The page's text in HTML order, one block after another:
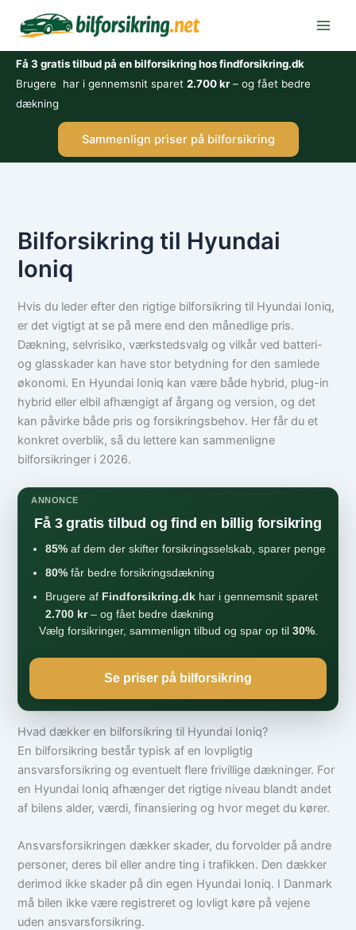
Få 3 gratis tilbud på en bilforsikring hos findforsikring.dk
Brugere har i gennemsnit sparet 2.700 kr– og fået bedre
dækning
Sammenlign priser på bilforsikring
Bilforsikring til Hyundai
Ioniq
Hvis du leder efter den rigtige bilforsikring til Hyundai Ioniq,
er det vigtigt at se på mere end den månedlige pris.
Dækning, selvrisiko, værkstedsvalg og vilkår ved batteri-
og glasskader kan have stor betydning for den samlede
økonomi. En Hyundai Ioniq kan være både hybrid, plug-in
hybrid eller elbil afhængigt af årgang og version, og det
kan påvirke både pris og forsikringsbehov. Her får du et
konkret overblik, så du lettere kan sammenligne
bilforsikringer i 2026.
ANNONCE
Få 3 gratis tilbud og find en billig forsikring
85% af dem der skifter forsikringsselskab, sparer penge
80% får bedre forsikringsdækning
Brugere af Findforsikring.dk har i gennemsnit sparet
2.700 kr– og fået bedre dækning
Vælg forsikringer, sammenlign tilbud og spar op til 30%.
Se priser på bilforsikring
Hvad dækker en bilforsikring til Hyundai Ioniq?
En bilforsikring består typisk af en lovpligtig
ansvarsforsikring og eventuelt flere frivillige dækninger. For
en Hyundai Ioniq afhænger det rigtige niveau blandt andet
af bilens alder, værdi, finansiering og hvor meget du kører.
Ansvarsforsikringen dækker skader, du forvolder på andre
personer, deres bil eller andre ting i trafikken. Den dækker
derimod ikke skader på din egen Hyundai Ioniq. I Danmark
må bilen ikke være registreret og lovligt køre på vejene
uden ansvarsforsikring.